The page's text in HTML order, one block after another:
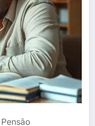
Pensão